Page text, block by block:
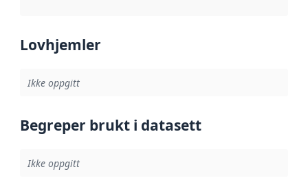
Lovhjemler
Ikke oppgitt
Begreper brukt i datasett
Ikke oppgitt